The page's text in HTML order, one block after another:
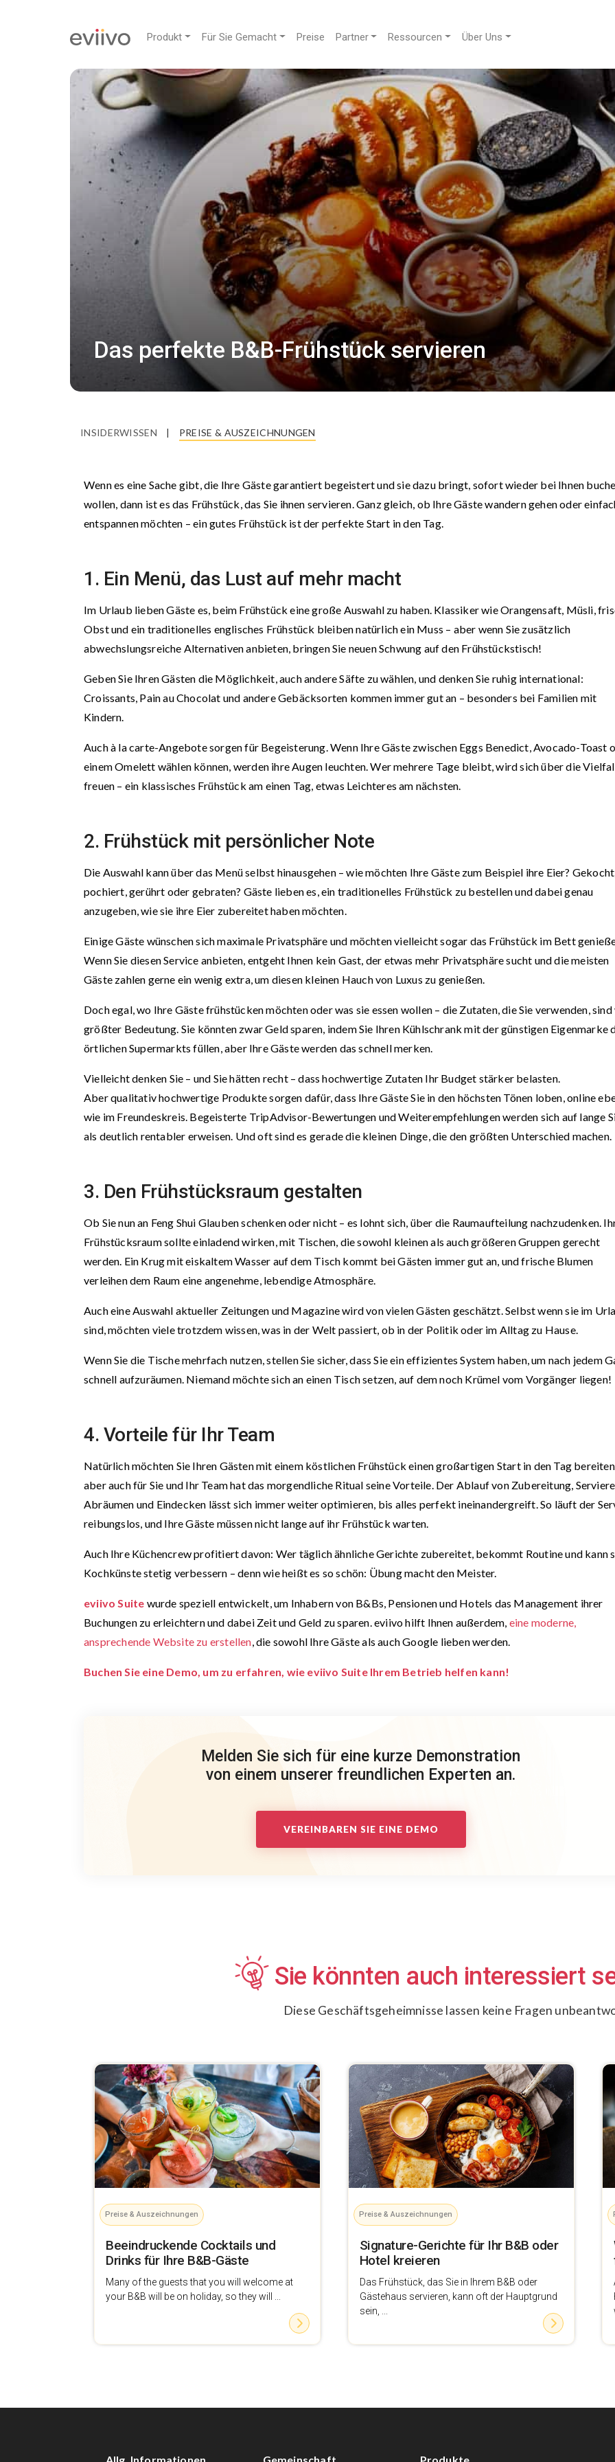
Produkt Für Sie Gemacht Preise Partner Ressourcen Über Uns
Das perfekte B&B-Frühstück servieren
INSIDERWISSEN | PREISE & AUSZEICHNUNGEN
Wenn es eine Sache gibt, die Ihre Gäste garantiert begeistert und sie dazu bringt, sofort wieder bei Ihnen
wollen, dann ist es das Frühstück, das Sie ihnen servieren. Ganz gleich, ob Ihre Gäste wandern gehen oder
entspannen möchten – ein gutes Frühstück ist der perfekte Start in den Tag.
1. Ein Menü, das Lust auf mehr macht
Im Urlaub lieben Gäste es, beim Frühstück eine große Auswahl zu haben. Klassiker wie Orangensaft, Müsli,
Obst und ein traditionelles englisches Frühstück bleiben natürlich ein Muss – aber wenn Sie zusätzlich
abwechslungsreiche Alternativen anbieten, bringen Sie neuen Schwung auf den Frühstückstisch!
Geben Sie Ihren Gästen die Möglichkeit, auch andere Säfte zu wählen, und denken Sie ruhig international:
Croissants, Pain au Chocolat und andere Gebäcksorten kommen immer gut an – besonders bei Familien mit
Kindern.
Auch à la carte-Angebote sorgen für Begeisterung. Wenn Ihre Gäste zwischen Eggs Benedict, Avocado-Toast
einem Omelett wählen können, werden ihre Augen leuchten. Wer mehrere Tage bleibt, wird sich über die
freuen – ein klassisches Frühstück am einen Tag, etwas Leichteres am nächsten.
2. Frühstück mit persönlicher Note
Die Auswahl kann über das Menü selbst hinausgehen – wie möchten Ihre Gäste zum Beispiel ihre Eier?
pochiert, gerührt oder gebraten? Gäste lieben es, ein traditionelles Frühstück zu bestellen und dabei genau
anzugeben, wie sie ihre Eier zubereitet haben möchten.
Einige Gäste wünschen sich maximale Privatsphäre und möchten vielleicht sogar das Frühstück im Bett
Wenn Sie diesen Service anbieten, entgeht Ihnen kein Gast, der etwas mehr Privatsphäre sucht und die meisten
Gäste zahlen gerne ein wenig extra, um diesen kleinen Hauch von Luxus zu genießen.
Doch egal, wo Ihre Gäste frühstücken möchten oder was sie essen wollen – die Zutaten, die Sie verwenden, sind
größter Bedeutung. Sie könnten zwar Geld sparen, indem Sie Ihren Kühlschrank mit der günstigen Eigenmarke
örtlichen Supermarkts füllen, aber Ihre Gäste werden das schnell merken.
Vielleicht denken Sie – und Sie hätten recht – dass hochwertige Zutaten Ihr Budget stärker belasten.
Aber qualitativ hochwertige Produkte sorgen dafür, dass Ihre Gäste Sie in den höchsten Tönen loben, online
wie im Freundeskreis. Begeisterte TripAdvisor-Bewertungen und Weiterempfehlungen werden sich auf lange
als deutlich rentabler erweisen. Und oft sind es gerade die kleinen Dinge, die den größten Unterschied machen.
3. Den Frühstücksraum gestalten
Ob Sie nun an Feng Shui Glauben schenken oder nicht – es lohnt sich, über die Raumaufteilung nachzudenken.
Frühstücksraum sollte einladend wirken, mit Tischen, die sowohl kleinen als auch größeren Gruppen gerecht
werden. Ein Krug mit eiskaltem Wasser auf dem Tisch kommt bei Gästen immer gut an, und frische Blumen
verleihen dem Raum eine angenehme, lebendige Atmosphäre.
Auch eine Auswahl aktueller Zeitungen und Magazine wird von vielen Gästen geschätzt. Selbst wenn sie im
sind, möchten viele trotzdem wissen, was in der Welt passiert, ob in der Politik oder im Alltag zu Hause.
Wenn Sie die Tische mehrfach nutzen, stellen Sie sicher, dass Sie ein effizientes System haben, um nach jedem
schnell aufzuräumen. Niemand möchte sich an einen Tisch setzen, auf dem noch Krümel vom Vorgänger liegen!
4. Vorteile für Ihr Team
Natürlich möchten Sie Ihren Gästen mit einem köstlichen Frühstück einen großartigen Start in den Tag
aber auch für Sie und Ihr Team hat das morgendliche Ritual seine Vorteile. Der Ablauf von Zubereitung,
Abräumen und Eindecken lässt sich immer weiter optimieren, bis alles perfekt ineinandergreift. So läuft der
reibungslos, und Ihre Gäste müssen nicht lange auf ihr Frühstück warten.
Auch Ihre Küchencrew profitiert davon: Wer täglich ähnliche Gerichte zubereitet, bekommt Routine und kann
Kochkünste stetig verbessern – denn wie heißt es so schön: Übung macht den Meister.
eviivo Suite wurde speziell entwickelt, um Inhabern von B&Bs, Pensionen und Hotels das Management ihrer
Buchungen zu erleichtern und dabei Zeit und Geld zu sparen. eviivo hilft Ihnen außerdem, eine moderne,
ansprechende Website zu erstellen, die sowohl Ihre Gäste als auch Google lieben werden.
Buchen Sie eine Demo, um zu erfahren, wie eviivo Suite Ihrem Betrieb helfen kann!
Melden Sie sich für eine kurze Demonstration
von einem unserer freundlichen Experten an.
VEREINBAREN SIE EINE DEMO
Sie könnten auch interessiert
Diese Geschäftsgeheimnisse lassen keine Fragen
Preise & Auszeichnungen
Beeindruckende Cocktails und
Drinks für Ihre B&B-Gäste
Many of the guests that you will welcome at
your B&B will be on holiday, so they will ...
Preise & Auszeichnungen
Signature-Gerichte für Ihr B&B oder
Hotel kreieren
Das Frühstück, das Sie in Ihrem B&B oder
Gästehaus servieren, kann oft der Hauptgrund
sein, ...
Allg. Informationen Gemeinschaft Produkte